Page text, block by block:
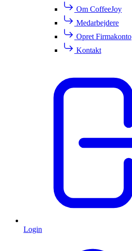
Om CoffeeJoy
Medarbejdere
Opret Firmakonto
Kontakt
Login